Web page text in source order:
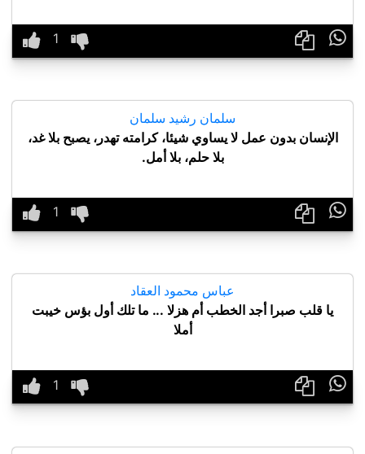

سلمان رشيد سلمان
الإنسان بدون عمل لا يساوي شيئا، كرامته تهدر، يصبح بلا غد،
بلا حلم، بلا أمل.

عباس محمود العقاد
يا قلب صبرا أجد الخطب أم هزلا ... ما تلك أول بؤس خيبت
أملا
